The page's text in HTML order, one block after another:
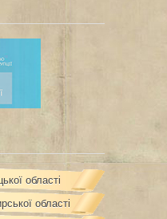
області
області